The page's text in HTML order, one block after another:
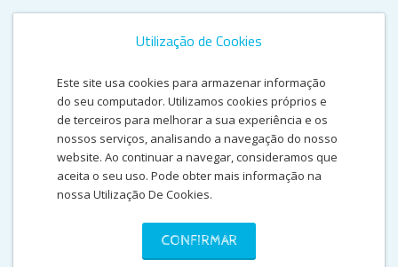
Utilização de Cookies
Este site usa cookies para armazenar informação
do seu computador. Utilizamos cookies próprios e
de terceiros para melhorar a sua experiência e os
nossos serviços, analisando a navegação do nosso
website. Ao continuar a navegar, consideramos que
aceita o seu uso. Pode obter mais informação na
nossa Utilização De Cookies.
CONFIRMAR
CONTACTOS